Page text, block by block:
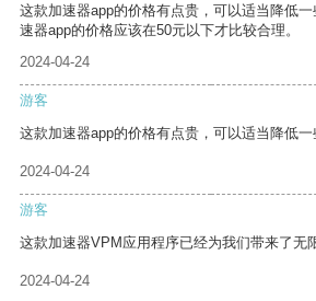
这款加速器app的价格有点贵，可以适当降低
速器app的价格应该在50元以下才比较合理。
2024-04-24
游客
这款加速器app的价格有点贵，可以适当降低一
2024-04-24
游客
这款加速器VPM应用程序已经为我们带来了无
2024-04-24